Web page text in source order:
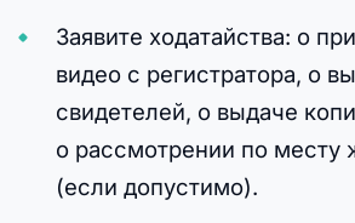
Заявите ходатайства: о
видео с регистратора, о
свидетелей, о выдаче
о рассмотрении по месту
(если допустимо).